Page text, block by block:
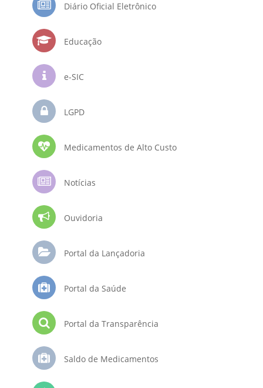
Diário Oficial Eletrônico
Educação
e-SIC
LGPD
Medicamentos de Alto Custo
Notícias
Ouvidoria
Portal da Lançadoria
Portal da Saúde
Portal da Transparência
Saldo de Medicamentos